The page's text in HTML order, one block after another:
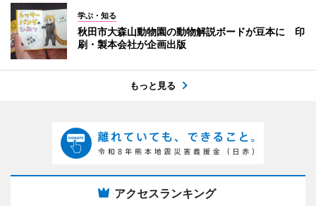
学ぶ・知る
秋田市大森山動物園の動物解説ボードが豆本に 印
刷・製本会社が企画出版
もっと見る
アクセスランキング